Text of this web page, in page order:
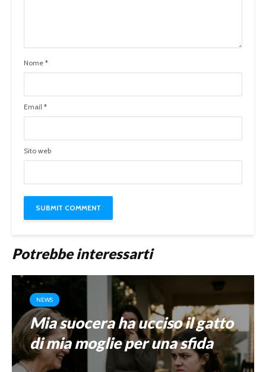
Nome *
Email *
Sito web
Potrebbe interessarti
NEWS
Mia suocera ha ucciso il gatto
di mia moglie per una sfida